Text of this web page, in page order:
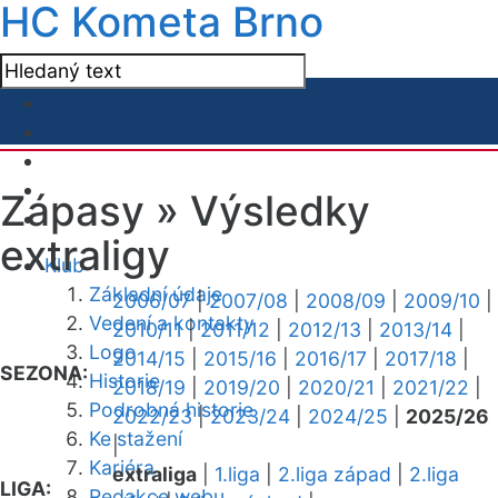
HC Kometa Brno
Klub
Základní údaje
Vedení a kontakty
Logo
Historie
Podrobná historie
Ke stažení
Kariéra
Zápasy » Výsledky
extraligy
SEZONA:
2006/07|2007/08 2008/09 2009/10
2010/11|2011/12 2012/13 2013/14
2014/15
2015/16 2016/17 2017/18
2018/19
2019/20 2020/21 2021/22
2022/23|2023/24 2024/25
2025/26
|
LIGA:
extraliga 1.liga 2.liga západ
2.liga